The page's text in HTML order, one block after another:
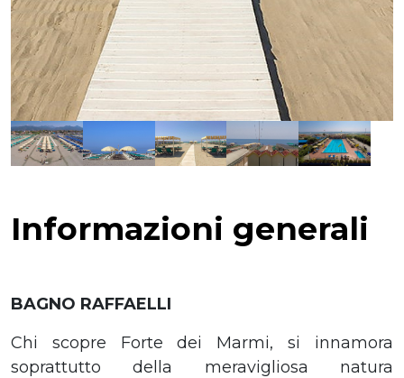
Informazioni generali
BAGNO RAFFAELLI
Chi scopre Forte dei Marmi, si innamora
soprattutto della meravigliosa natura